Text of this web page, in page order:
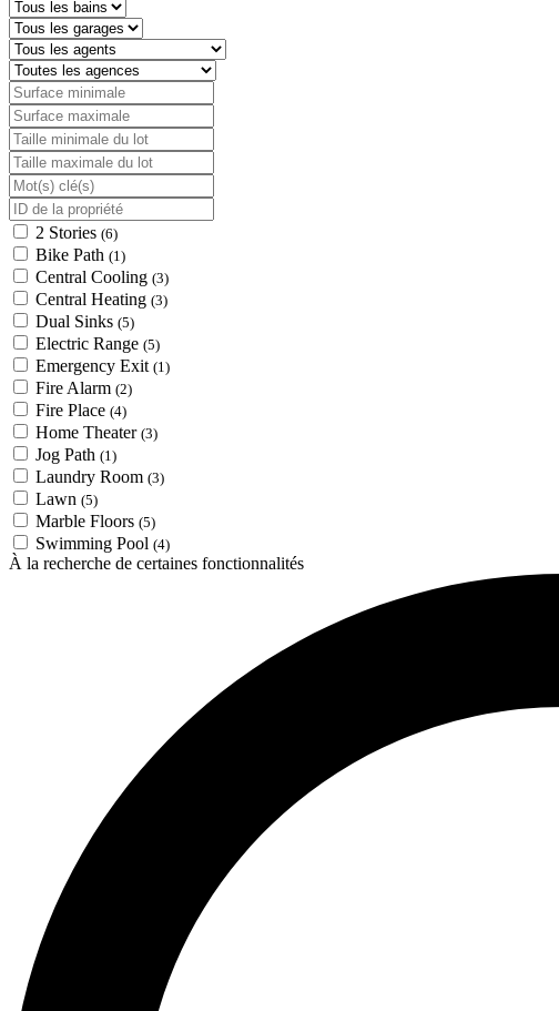
2 Stories (6)
Bike Path (1)
Central Cooling (3)
Central Heating (3)
Dual Sinks (5)
Electric Range (5)
Emergency Exit (1)
Fire Alarm (2)
Fire Place (4)
Home Theater (3)
Jog Path (1)
Laundry Room (3)
Lawn (5)
Marble Floors (5)
Swimming Pool (4)
À la recherche de certaines fonctionnalités